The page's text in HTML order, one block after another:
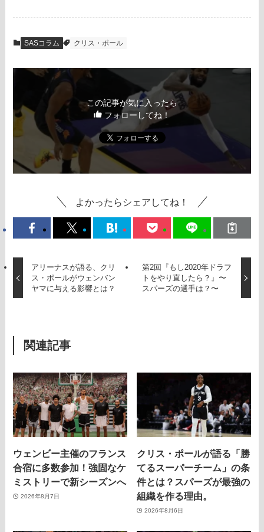
SASコラム クリス・ポール
この記事が気に入ったら
フォローしてね！
よかったらシェアしてね！
アリーナスが語る、クリ
ス・ポールがウェンバン
ヤマに与える影響とは？
第2回『もし2020年ドラフ
トをやり直したら？』〜
スパーズの選手は？〜
関連記事
ウェンビー主催のフランス
合宿に多数参加！強固なケ
ミストリーで新シーズンへ
2026年8月7日
クリス・ポールが語る「勝
てるスーパーチーム」の条
件とは？スパーズが最強の
組織を作る理由。
2026年8月6日